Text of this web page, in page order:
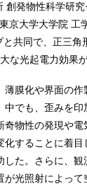
発物性科学研
大学大学院
共同で、正三
な光起電力効果
膜化や界面の
でも、歪みを
物性の発現や
することに着
た。さらに、
光照射によっ